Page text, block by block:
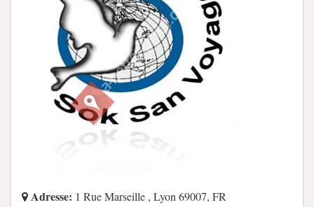
Adresse: 1 Rue Marseille , Lyon 69007, FR